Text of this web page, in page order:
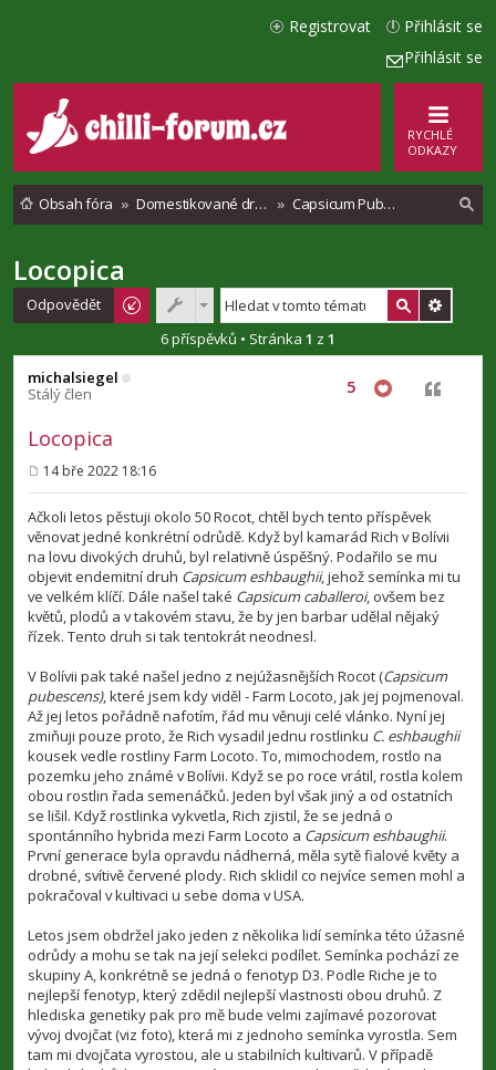
Přihlásit se
Přihlásit se
Registrovat
RYCHLÉ
ODKAZY
Obsah fóra Domestikované druhy chilli paprik Capsicum Pubescenses
a
Locopica
Odpovědět
6 příspěvků • Stránka 1 z 1
michalsiegel
Stálý člen
Locopica
5 Citovat
ř
í
s
p
ě
v
e
k
14 bře 2022 18:16
Ačkoli letos pěstuji okolo 50 Rocot, chtěl bych tento příspěvek
věnovat jedné konkrétní odrůdě. Když byl kamarád Rich v Bolívii
na lovu divokých druhů, byl relativně úspěšný. Podařilo se mu
objevit endemitní druh Capsicum eshbaughii, jehož semínka mi tu
ve velkém klíčí. Dále našel také Capsicum caballeroi, ovšem bez
květů, plodů a v takovém stavu, že by jen barbar udělal nějaký
řízek. Tento druh si tak tentokrát neodnesl.
V Bolívii pak také našel jedno z nejúžasnějších Rocot (Capsicum
pubescens), které jsem kdy viděl - Farm Locoto, jak jej pojmenoval.
Až jej letos pořádně nafotím, řád mu věnuji celé vlánko. Nyní jej
zmiňuji pouze proto, že Rich vysadil jednu rostlinku C. eshbaughii
kousek vedle rostliny Farm Locoto. To, mimochodem, rostlo na
pozemku jeho známé v Bolívii. Když se po roce vrátil, rostla kolem
obou rostlin řada semenáčků. Jeden byl však jiný a od ostatních
se lišil. Když rostlinka vykvetla, Rich zjistil, že se jedná o
spontánního hybrida mezi Farm Locoto a Capsicum eshbaughii.
První generace byla opravdu nádherná, měla sytě fialové květy a
drobné, svítivě červené plody. Rich sklidil co nejvíce semen mohl a
pokračoval v kultivaci u sebe doma v USA.
Letos jsem obdržel jako jeden z několika lidí semínka této úžasné
odrůdy a mohu se tak na její selekci podílet. Semínka pochází ze
skupiny A, konkrétně se jedná o fenotyp D3. Podle Riche je to
nejlepší fenotyp, který zdědil nejlepší vlastnosti obou druhů. Z
hlediska genetiky pak pro mě bude velmi zajímavé pozorovat
vývoj dvojčat (viz foto), která mi z jednoho semínka vyrostla. Sem
tam mi dvojčata vyrostou, ale u stabilních kultivarů. V případě